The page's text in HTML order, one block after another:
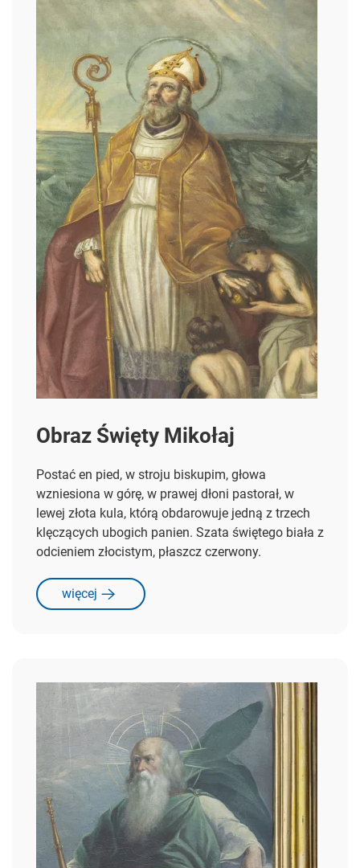
Obraz Święty Mikołaj
Postać en pied, w stroju biskupim, głowa
wzniesiona w górę, w prawej dłoni pastorał, w
lewej złota kula, którą obdarowuje jedną z trzech
klęczących ubogich panien. Szata świętego biała z
odcieniem złocistym, płaszcz czerwony.
więcej